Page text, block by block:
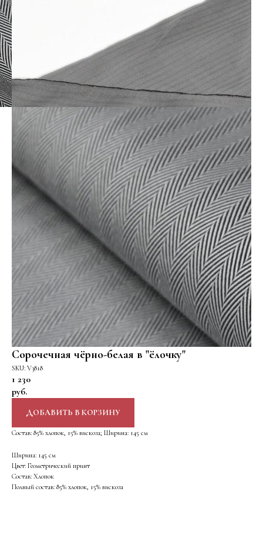
Сорочечная чёрно-белая в "ёлочку"
SKU: V3818
1 230
руб.
ДОБАВИТЬ В КОРЗИНУ
Состав: 85% хлопок, 15% вискоза; Ширина: 145 см
Ширина: 145 см
Цвет: Геометрический принт
Состав: Хлопок
Полный состав: 85% хлопок, 15% вискоза